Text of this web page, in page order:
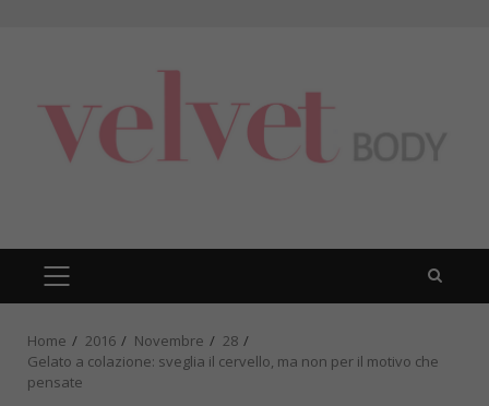
PRIMARY
MENU
Home 2016 Novembre
28
Gelato a colazione: sveglia il cervello, ma non per il motivo che
pensate